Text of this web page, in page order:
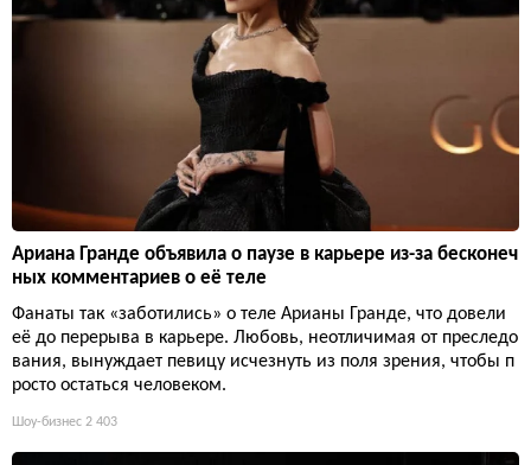
Ариана Гранде объявила о паузе в карьере из-за бесконеч
ных комментариев о её теле
Фанаты так «заботились» о теле Арианы Гранде, что довели
её до перерыва в карьере. Любовь, неотличимая от преследо
вания, вынуждает певицу исчезнуть из поля зрения, чтобы п
росто остаться человеком.
Шоу-бизнес 2 403